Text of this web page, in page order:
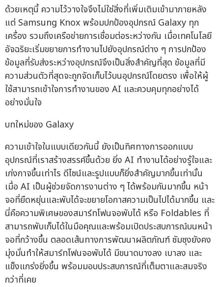
ด้วยเหตุนี้ ความไว้วางใจจึงไม่ใช่สิ่งที่เพิ่มเติมเข้ามาภายหลัง
แต่ Samsung Knox พร้อมปกป้องอุปกรณ์ Galaxy ทุก
เครื่อง รวมถึงเครือข่ายการเชื่อมต่อระหว่างกัน เมื่อเทคโนโลยี
อัจฉริยะเริ่มขยายการทำงานไปยังอุปกรณ์ต่าง ๆ การปกป้อง
ข้อมูลที่รับส่งระหว่างอุปกรณ์จึงเป็นสิ่งสำคัญที่สุด ข้อมูลที่มี
ความส่วนตัวที่สุดจะถูกจัดเก็บไว้บนอุปกรณ์โดยตรง เพื่อให้ผู้
ใช้สามารถเข้าใจการทำงานของ AI และควบคุมทุกอย่างได้
อย่างมั่นใจ
บทใหม่ของ Galaxy
ความเข้าใจในแบบเดียวกันนี้ ยังเป็นทิศทางการออกแบบ
อุปกรณ์ที่เราสร้างสรรค์ขึ้นด้วย ยิ่ง AI ทำงานได้อย่างรู้ใจและ
เก่งกาจขึ้นเท่าไร ดีไซน์และรูปแบบก็ยิ่งสำคัญมากขึ้นเท่านั้น
เมื่อ AI เป็นผู้ช่วยจัดการงานต่าง ๆ ได้พร้อมกันมากขึ้น หน้า
จอที่ยืดหยุ่นและพับได้จะขยายโอกาสความเป็นไปได้มากขึ้น และ
นี่คือความพิเศษของสมาร์ทโฟนจอพับได้ หรือ Foldables ที่
สามารถพับเก็บได้ในมือคุณและพร้อมเปิดประสบการณ์บนหน้า
จอที่กว้างขึ้น ตลอดเส้นทางการพัฒนาผลิตภัณฑ์ ซัมซุงยังคง
มุ่งมั่นทำให้สมาร์ทโฟนจอพับได้ มีขนาดบางลง เบาลง และ
แข็งแกร่งยิ่งขึ้น พร้อมมอบประสบการณ์ที่เต็มตาและสมจริง
กว่าที่เคย